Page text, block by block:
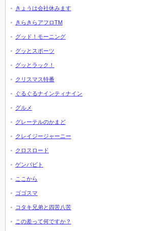
きょうは会社休みます
きらきらアフロTM
グッド！モーニング
グッとスポーツ
グッとラック！
クリスマス特番
ぐるぐるナインティナイン
グルメ
グレーテルのかまど
クレイジージャーニー
クロスロード
ゲンバビト
ここから
ゴゴスマ
コタキ兄弟と四苦八苦
この差って何ですか？